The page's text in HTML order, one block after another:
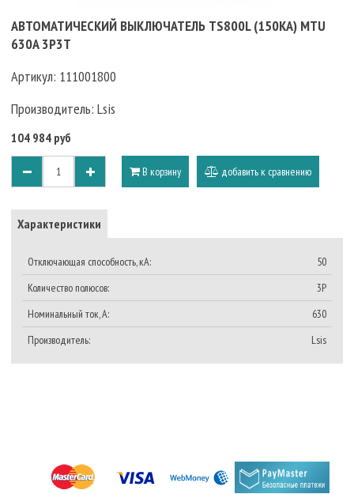
АВТОМАТИЧЕСКИЙ ВЫКЛЮЧАТЕЛЬ TS800L (150KA) MTU
630A 3P3T
Артикул: 111001800
Производитель: Lsis
104 984 руб
В корзину добавить к сравнению
Характеристики
Отключающая способность, кА:
50
Количество полюсов:
3P
Номинальный ток, A:
630
Производитель:
Lsis